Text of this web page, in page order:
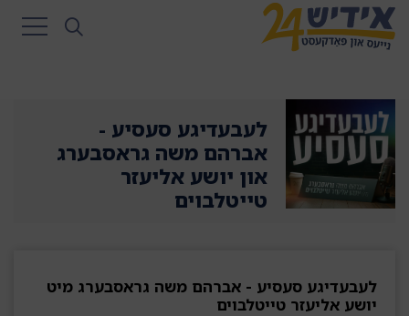
לעבעדיגע סעסיע -
אברהם משה גראסבערג
און יושע אליעזר
טייטלבוים
לעבעדיגע סעסיע - אברהם משה גראסבערג מיט
יושע אליעזר טייטלבוים